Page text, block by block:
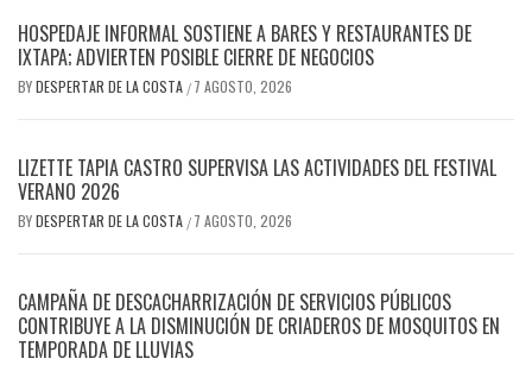
HOSPEDAJE INFORMAL SOSTIENE A BARES Y RESTAURANTES DE
IXTAPA; ADVIERTEN POSIBLE CIERRE DE NEGOCIOS
BYDESPERTAR DE LA COSTA / 7 AGOSTO, 2026
LIZETTE TAPIA CASTRO SUPERVISA LAS ACTIVIDADES DEL FESTIVAL
VERANO 2026
BYDESPERTAR DE LA COSTA / 7 AGOSTO, 2026
CAMPAÑA DE DESCACHARRIZACIÓN DE SERVICIOS PÚBLICOS
CONTRIBUYE A LA DISMINUCIÓN DE CRIADEROS DE MOSQUITOS EN
TEMPORADA DE LLUVIAS